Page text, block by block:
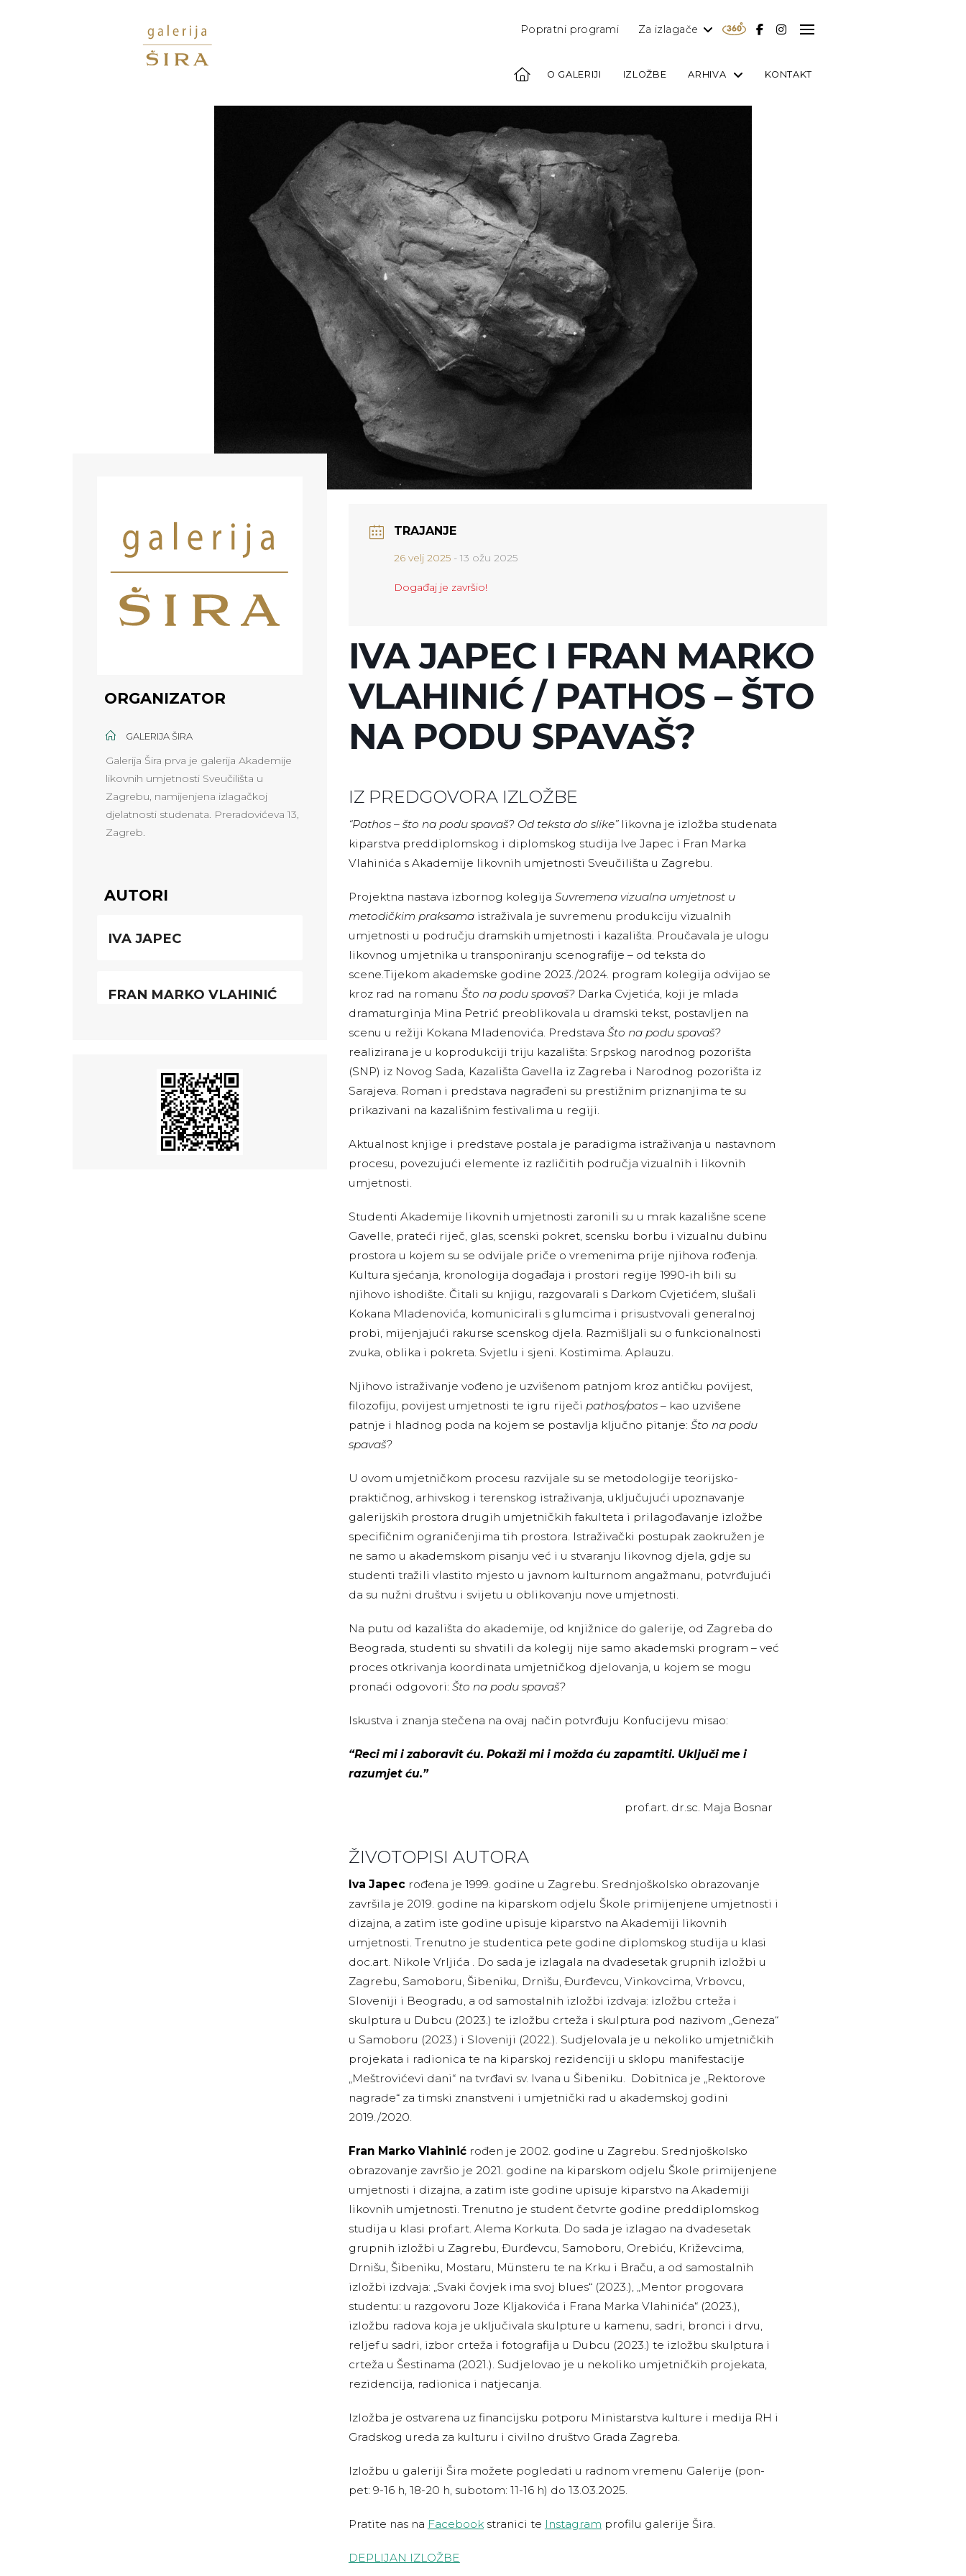
Popratni programi Za izlagače
O GALERIJI IZLOŽBE ARHIVA KONTAKT
ORGANIZATOR
GALERIJA ŠIRA
Galerija Šira prva je galerija Akademije
likovnih umjetnosti Sveučilišta u
Zagrebu, namijenjena izlagačkoj
djelatnosti studenata. Preradovićeva 13,
Zagreb.
AUTORI
IVA JAPEC
FRAN MARKO VLAHINIĆ
TRAJANJE
26 velj 2025- 13 ožu 2025
Događaj je završio!
IVA JAPEC I FRAN MARKO
VLAHINIĆ / PATHOS – ŠTO
NA PODU SPAVAŠ?
IZ PREDGOVORA IZLOŽBE
“Pathos – što na podu spavaš? Od teksta do slike”likovna je izložba studenata
kiparstva preddiplomskog i diplomskog studija Ive Japec i Fran Marka
Vlahinića s Akademije likovnih umjetnosti Sveučilišta u Zagrebu.
Projektna nastava izbornog kolegija Suvremena vizualna umjetnost u
metodičkim praksamaistraživala je suvremenu produkciju vizualnih
umjetnosti u području dramskih umjetnosti i kazališta. Proučavala je ulogu
likovnog umjetnika u transponiranju scenografije – od teksta do
scene.Tijekom akademske godine 2023./2024. program kolegija odvijao se
kroz rad na romanu Što na podu spavaš?Darka Cvjetića, koji je mlada
dramaturginja Mina Petrić preoblikovala u dramski tekst, postavljen na
scenu u režiji Kokana Mladenovića. Predstava Što na podu spavaš?
realizirana je u koprodukciji triju kazališta: Srpskog narodnog pozorišta
(SNP) iz Novog Sada, Kazališta Gavella iz Zagreba i Narodnog pozorišta iz
Sarajeva. Roman i predstava nagrađeni su prestižnim priznanjima te su
prikazivani na kazališnim festivalima u regiji.
Aktualnost knjige i predstave postala je paradigma istraživanja u nastavnom
procesu, povezujući elemente iz različitih područja vizualnih i likovnih
umjetnosti.
Studenti Akademije likovnih umjetnosti zaronili su u mrak kazališne scene
Gavelle, prateći riječ, glas, scenski pokret, scensku borbu i vizualnu dubinu
prostora u kojem su se odvijale priče o vremenima prije njihova rođenja.
Kultura sjećanja, kronologija događaja i prostori regije 1990-ih bili su
njihovo ishodište. Čitali su knjigu, razgovarali s Darkom Cvjetićem, slušali
Kokana Mladenovića, komunicirali s glumcima i prisustvovali generalnoj
probi, mijenjajući rakurse scenskog djela. Razmišljali su o funkcionalnosti
zvuka, oblika i pokreta. Svjetlu i sjeni. Kostimima. Aplauzu.
Njihovo istraživanje vođeno je uzvišenom patnjom kroz antičku povijest,
filozofiju, povijest umjetnosti te igru riječi pathos/patos– kao uzvišene
patnje i hladnog poda na kojem se postavlja ključno pitanje: Što na podu
spavaš?
U ovom umjetničkom procesu razvijale su se metodologije teorijsko-
praktičnog, arhivskog i terenskog istraživanja, uključujući upoznavanje
galerijskih prostora drugih umjetničkih fakulteta i prilagođavanje izložbe
specifičnim ograničenjima tih prostora. Istraživački postupak zaokružen je
ne samo u akademskom pisanju već i u stvaranju likovnog djela, gdje su
studenti tražili vlastito mjesto u javnom kulturnom angažmanu, potvrđujući
da su nužni društvu i svijetu u oblikovanju nove umjetnosti.
Na putu od kazališta do akademije, od knjižnice do galerije, od Zagreba do
Beograda, studenti su shvatili da kolegij nije samo akademski program – već
proces otkrivanja koordinata umjetničkog djelovanja, u kojem se mogu
pronaći odgovori: Što na podu spavaš?
Iskustva i znanja stečena na ovaj način potvrđuju Konfucijevu misao:
“Reci mi i zaboravit ću. Pokaži mi i možda ću zapamtiti. Uključi me i
razumjet ću.”
prof.art. dr.sc. Maja Bosnar
ŽIVOTOPISI AUTORA
Iva Japecrođena je 1999. godine u Zagrebu. Srednjoškolsko obrazovanje
završila je 2019. godine na kiparskom odjelu Škole primijenjene umjetnosti i
dizajna, a zatim iste godine upisuje kiparstvo na Akademiji likovnih
umjetnosti. Trenutno je studentica pete godine diplomskog studija u klasi
doc.art. Nikole Vrljića . Do sada je izlagala na dvadesetak grupnih izložbi u
Zagrebu, Samoboru, Šibeniku, Drnišu, Đurđevcu, Vinkovcima, Vrbovcu,
Sloveniji i Beogradu, a od samostalnih izložbi izdvaja: izložbu crteža i
skulptura u Dubcu (2023.) te izložbu crteža i skulptura pod nazivom „Geneza“
u Samoboru (2023.) i Sloveniji (2022.). Sudjelovala je u nekoliko umjetničkih
projekata i radionica te na kiparskoj rezidenciji u sklopu manifestacije
„Meštrovićevi dani“ na tvrđavi sv. Ivana u Šibeniku. Dobitnica je „Rektorove
nagrade“ za timski znanstveni i umjetnički rad u akademskoj godini
2019./2020.
Fran Marko Vlahinićrođen je 2002. godine u Zagrebu. Srednjoškolsko
obrazovanje završio je 2021. godine na kiparskom odjelu Škole primijenjene
umjetnosti i dizajna, a zatim iste godine upisuje kiparstvo na Akademiji
likovnih umjetnosti. Trenutno je student četvrte godine preddiplomskog
studija u klasi prof.art. Alema Korkuta. Do sada je izlagao na dvadesetak
grupnih izložbi u Zagrebu, Đurđevcu, Samoboru, Orebiću, Križevcima,
Drnišu, Šibeniku, Mostaru, Münsteru te na Krku i Braču, a od samostalnih
izložbi izdvaja: „Svaki čovjek ima svoj blues“ (2023.), „Mentor progovara
studentu: u razgovoru Joze Kljakovića i Frana Marka Vlahinića“ (2023.),
izložbu radova koja je uključivala skulpture u kamenu, sadri, bronci i drvu,
reljef u sadri, izbor crteža i fotografija u Dubcu (2023.) te izložbu skulptura i
crteža u Šestinama (2021.). Sudjelovao je u nekoliko umjetničkih projekata,
rezidencija, radionica i natjecanja.
Izložba je ostvarena uz financijsku potporu Ministarstva kulture i medija RH i
Gradskog ureda za kulturu i civilno društvo Grada Zagreba.
Izložbu u galeriji Šira možete pogledati u radnom vremenu Galerije (pon-
pet: 9-16 h, 18-20 h, subotom: 11-16 h) do 13.03.2025.
Pratite nas na Facebookstranici te Instagram profilu galerije Šira.
DEPLIJAN IZLOŽBE